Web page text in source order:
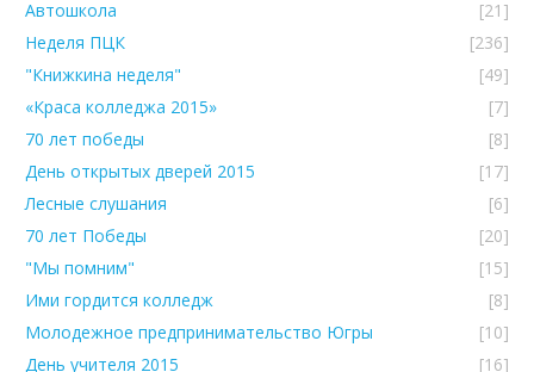
Автошкола
[21]
Неделя ПЦК
[236]
"Книжкина неделя"
[49]
«Краса колледжа 2015»
[7]
70 лет победы
[8]
День открытых дверей 2015
[17]
Лесные слушания
[6]
70 лет Победы
[20]
"Мы помним"
[15]
Ими гордится колледж
[8]
Молодежное предпринимательство Югры
[10]
День учителя 2015
[16]